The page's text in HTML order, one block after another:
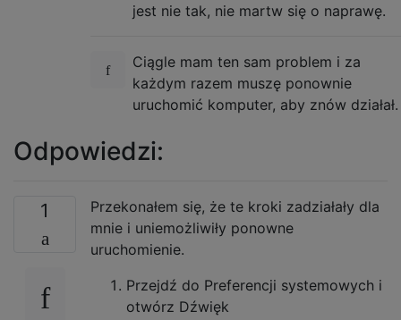
jest nie tak, nie martw się o naprawę.
Ciągle mam ten sam problem i za
każdym razem muszę ponownie
uruchomić komputer, aby znów działał.
Odpowiedzi:
1
Przekonałem się, że te kroki zadziałały dla
mnie i uniemożliwiły ponowne
uruchomienie.
Przejdź do Preferencji systemowych i
otwórz Dźwięk